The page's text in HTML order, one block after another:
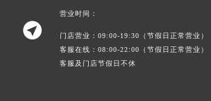

营业时间：
门店营业：09:00-19:30（节假日正常营业）
客服在线：08:00-22:00（节假日正常营业）
客服及门店节假日不休